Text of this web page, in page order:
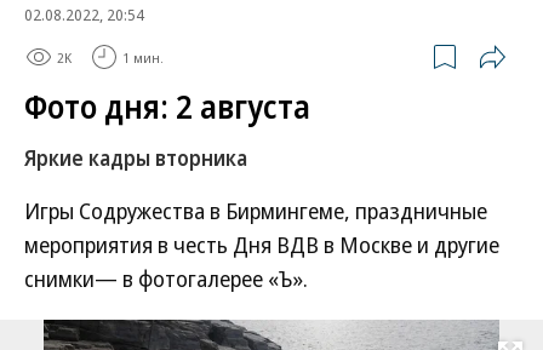
02.08.2022, 20:54
2K 1 мин.
Фото дня: 2 августа
Яркие кадры вторника
Игры Содружества в Бирмингеме, праздничные
мероприятия в честь Дня ВДВ в Москве и другие
снимки— в фотогалерее «Ъ».